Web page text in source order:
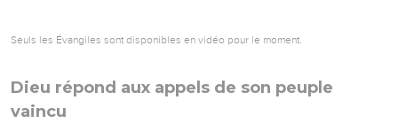
Seuls les Évangiles sont disponibles en vidéo pour le moment.
Dieu répond aux appels de son peuple
vaincu